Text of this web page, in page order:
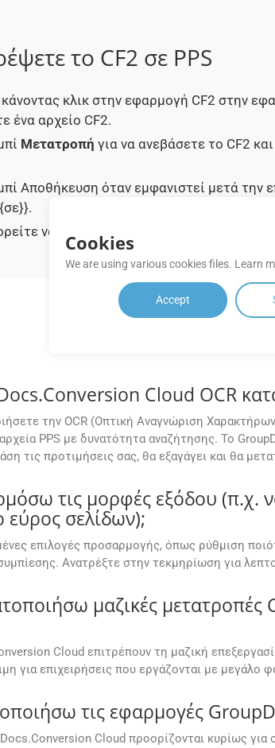
το CF2 σε PPS
κάνοντας κλικ στην εφαρμογή CF2 στην
ένα αρχείο CF2.
Μετατροπή για να ανεβάσετε το CF2
Αποθήκευση όταν εμφανιστεί μετά την
να χρησιμοποιήσετε το έγγραφο που
ΣΥΧΝΈΣ
Cloud OCR
την OCR (Οπτική Αναγνώριση
PPS με δυνατότητα αναζήτησης. Το
τις προτιμήσεις σας, θα εξαγάγει και θα
τις μορφές εξόδου (π.χ.
εύρος σελίδων);
επιλογές προσαρμογής, όπως ρύθμιση
Ανατρέξτε στην τεκμηρίωση για
μαζικές μετατροπές
Cloud επιτρέπουν τη μαζική
για επιχειρήσεις που εργάζονται με μεγάλο
τις εφαρμογές
Cloud προορίζονται κυρίως
Cookies
We are using various cookies files. Learn
Accept